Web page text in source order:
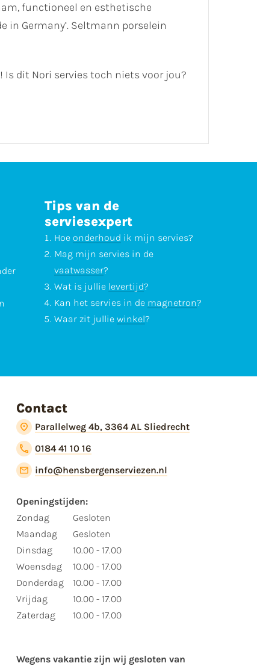
functioneel en esthetische
in Germany’. Seltmann porselein
! Is dit Nori servies toch niets voor jou?
Tips van de
serviesexpert
Hoe onderhoud ik mijn servies?
Mag mijn servies in de
vaatwasser?
Wat is jullie levertijd?
Kan het servies in de magnetron?
Waar zit jullie winkel?
Contact
Parallelweg 4b, 3364 AL Sliedrecht
0184 41 10 16
info@hensbergenserviezen.nl
Openingstijden:
Zondag
Maandag
Dinsdag
Woensdag
Donderdag
Vrijdag
Zaterdag
Gesloten
Gesloten
10.00 - 17.00
10.00 - 17.00
10.00 - 17.00
10.00 - 17.00
10.00 - 17.00
Wegens vakantie zijn wij gesloten van ​